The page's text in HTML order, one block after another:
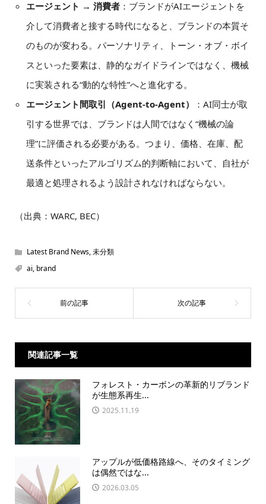
エージェント → 消費者 ：ブランドがAIエージェントを
介して消費者と接する時代になると、ブランドの本質そ
のものが変わる。パーソナリティ、トーン・オブ・ボイ
スといった要素は、静的なガイドラインではなく、機械
に実装される“動的な特性”へと進化する。
エージェント間取引（Agent-to-Agent）
：AI同士が取
引する世界では、ブランドは人間ではなく“機械の論
理”に評価される必要がある。つまり、価格、在庫、配
送条件といったアルゴリズム的判断軸において、自社が
最適と処理されるよう設計されなければならない。
（出典：WARC, BEC）
Latest Brand News,未分類
ai, brand
関連記事一覧
フォレスト・カーボンの革新的リブランド
が生態系再生...
2025.11.19
アップルが低価格路線へ、そのタイミング
は偶然ではな...
2026.03.05